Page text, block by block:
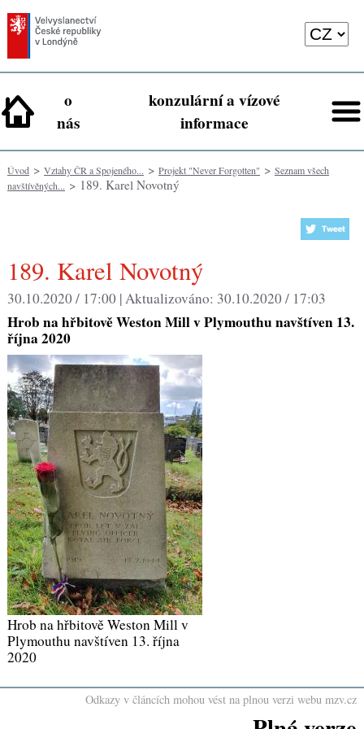
o
nás
konzulární a vízové
informace
Úvod> Vztahy ČR a Spojeného... > Projekt "Never Forgotten" > Seznam všech
navštívěných... > 189. Karel Novotný
189. Karel Novotný
30.10.2020 / 17:00 |Aktualizováno: 30.10.2020 / 17:03
Hrob na hřbitově Weston Mill v Plymouthu navštíven 13.
října 2020
Hrob na hřbitově Weston Mill v
Plymouthu navštíven 13. října
2020
Odkazy v článcích mohou vést na plnou verzi webu mzv.cz